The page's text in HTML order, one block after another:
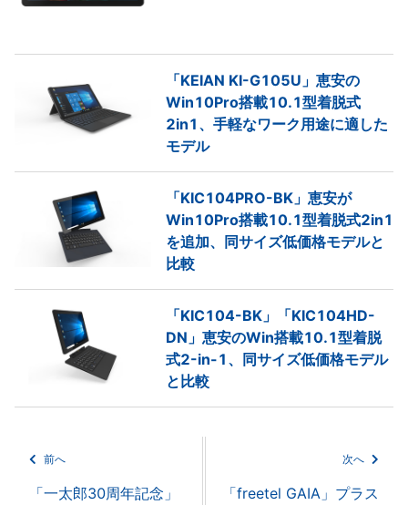
「KEIAN KI-G105U」恵安の
Win10Pro搭載10.1型着脱式
2in1、手軽なワーク用途に適した
モデル
「KIC104PRO-BK」恵安が
Win10Pro搭載10.1型着脱式2in1
を追加、同サイズ低価格モデルと
比較
「KIC104-BK」「KIC104HD-
DN」恵安のWin搭載10.1型着脱
式2-in-1、同サイズ低価格モデル
と比較
前へ
「一太郎30周年記念」
次へ
「freetel GAIA」プラス